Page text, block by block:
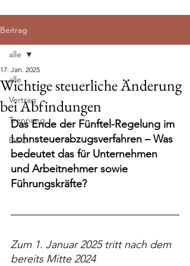
Beitrag
alle
Vertrag
Trennung
D&O
alle
Wichtige steuerliche Änderung
bei Abfindungen
17. Jan. 2025
Das Ende der Fünftel-Regelung im
Lohnsteuerabzugsverfahren – Was
bedeutet das für Unternehmen
und Arbeitnehmer sowie
Führungskräfte?
Zum 1. Januar 2025 tritt nach dem
bereits Mitte 2024